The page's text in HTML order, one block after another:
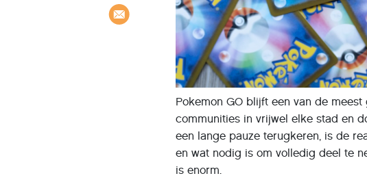
Pokemon GO blijft een van de
communities in vrijwel elke stad en
een lange pauze terugkeren, is de
en wat nodig is om volledig deel te
is enorm.